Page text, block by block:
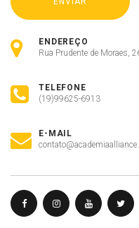
ENDEREÇO
Rua Prudente de Moraes,
TELEFONE
(19)99625-6913
E-MAIL